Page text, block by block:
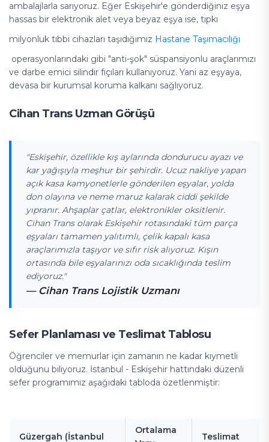
ambalajlarla sarıyoruz. Eğer Eskişehir'e gönderdiğiniz eşya
hassas bir elektronik alet veya beyaz eşya ise, tıpkı
milyonluk tıbbi cihazları taşıdığımız Hastane Taşımacılığı
operasyonlarındaki gibi "anti-şok" süspansiyonlu araçlarımızı
ve darbe emici silindir fıçıları kullanıyoruz. Yani az eşyaya,
devasa bir kurumsal koruma kalkanı sağlıyoruz.
Cihan Trans Uzman Görüşü
"Eskişehir, özellikle kış aylarında dondurucu ayazı ve
kar yağışıyla meşhur bir şehirdir. Ucuz nakliye yapan
açık kasa kamyonetlerle gönderilen eşyalar, yolda
don olayına ve neme maruz kalarak ciddi şekilde
yıpranır. Ahşaplar çatlar, elektronikler oksitlenir.
Cihan Trans olarak Eskişehir rotasındaki tüm parça
eşyaları tamamen yalıtımlı, çelik kapalı kasa
araçlarımızla taşıyor ve sıfır risk alıyoruz. Kışın
ortasında bile eşyalarınızı oda sıcaklığında teslim
ediyoruz."
— Cihan Trans Lojistik Uzmanı
Sefer Planlaması ve Teslimat Tablosu
Öğrenciler ve memurlar için zamanın ne kadar kıymetli
olduğunu biliyoruz. İstanbul - Eskişehir hattındaki düzenli
sefer programımız aşağıdaki tabloda özetlenmiştir:
Güzergah (İstanbul
Ortalama
Teslimat